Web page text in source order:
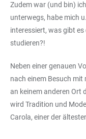
Zudem war (und bin)
unterwegs, habe mich
interessiert, was gibt
studieren?!
Neben einer genauen
nach einem Besuch mit
an keinem anderen Ort
wird Tradition und
Carola, einer der